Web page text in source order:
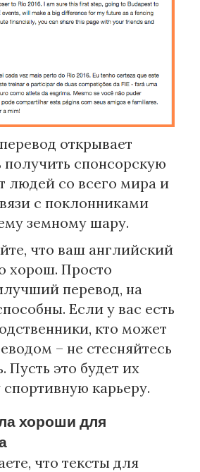
открывает
спонсорскую
людей со всего мира и
с поклонниками
земному шару.
что ваш английский
хорош. Просто
перевод, на
Если у вас есть
кто может
– не стесняйтесь
Пусть это будет их
карьеру.
хороши для
что тексты для